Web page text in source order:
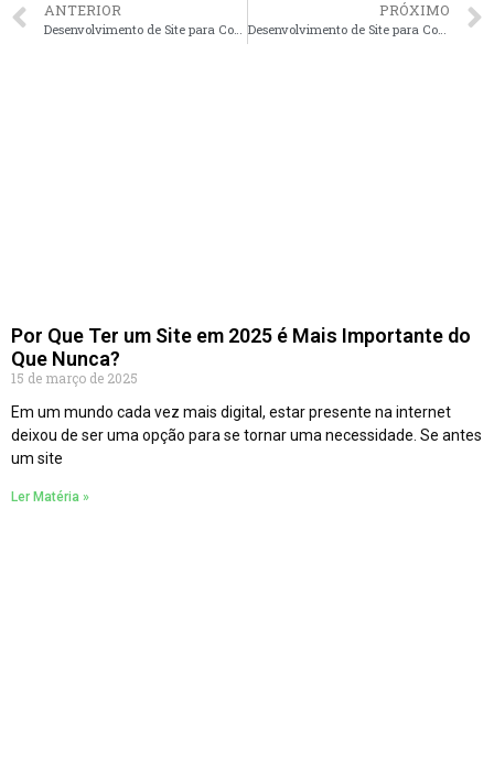
ANTERIOR
Desenvolvimento de Site para Corretores de Imóveis em Recife – PE faça seu orçamento
PRÓXIMO
Desenvolvimento de Site para Corretores de Imóveis em Campinas – SP faça seu orçamento
Por Que Ter um Site em 2025 é Mais Importante do
Que Nunca?
15 de março de 2025
Em um mundo cada vez mais digital, estar presente na internet
deixou de ser uma opção para se tornar uma necessidade. Se antes
um site
Ler Matéria »